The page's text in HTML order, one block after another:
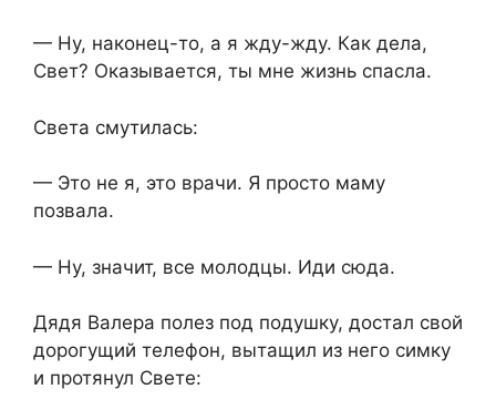
— Ну, наконец-то, а я жду-жду. Как дела,
Свет? Оказывается, ты мне жизнь спасла.
Света смутилась:
— Это не я, это врачи. Я просто маму
позвала.
— Ну, значит, все молодцы. Иди сюда.
Дядя Валера полез под подушку, достал свой
дорогущий телефон, вытащил из него симку
и протянул Свете: